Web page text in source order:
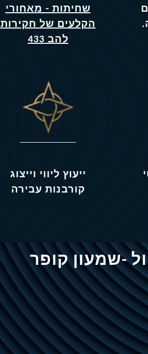
שחיתות - מאחורי
הקלעים של חקירות
להב 433
ייעוץ ליווי וייצוג
קורבנות עבירה
-שמעון קופר